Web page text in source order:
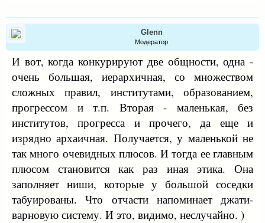
Glenn
Модератор
И вот, когда конкурируют две общности, одна -
очень большая, иерархичная, со множеством
сложных правил, институтами, образованием,
прогрессом и т.п. Вторая - маленькая, без
институтов, прогресса и прочего, да еще и
изрядно архаичная. Получается, у маленькой не
так много очевидных плюсов. И тогда ее главным
плюсом становится как раз иная этика. Она
заполняет ниши, которые у большой соседки
табуированы. Что отчасти напоминает джати-
варновую систему. И это, видимо, неслучайно. )